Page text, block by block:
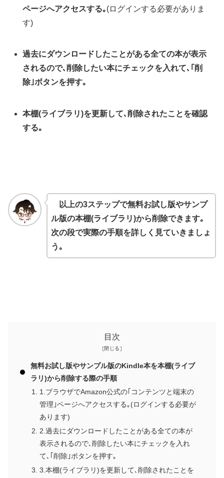
ページへアクセスする｡(ログインする必要がありま
す)
過去にダウンロードしたことがある全ての本が表示
されるので､削除したい本にチェックを入れて､｢削
除｣ボタンを押す｡
本棚(ライブラリ)を更新して､削除されたことを確認
する｡
以上の3ステップで無料お試し版やサンプ
ル版の本棚(ライブラリ)から削除できます｡
次の段で実際の手順を詳しく見ていきましょ
う｡
目次
無料お試し版やサンプル版のKindle本を本棚(ライブ
ラリ)から削除する際の手順
1.ブラウザでAmazon公式の｢コンテンツと端末の
管理｣ページへアクセスする｡(ログインする必要が
あります)
2.過去にダウンロードしたことがある全ての本が
表示されるので､削除したい本にチェックを入れ
て､｢削除｣ボタンを押す｡
3.本棚(ライブラリ)を更新して､削除されたことを